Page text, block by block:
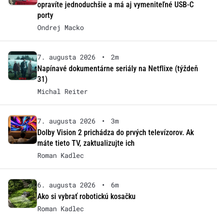
opravíte jednoduchšie a má aj vymeniteľné USB-C
porty
Ondrej Macko
7. augusta 2026 •
2m
Napínavé dokumentárne seriály na Netflixe (týždeň
31)
Michal Reiter
7. augusta 2026 •
3m
Dolby Vision 2 prichádza do prvých televízorov. Ak
máte tieto TV, zaktualizujte ich
Roman Kadlec
6. augusta 2026 •
6m
Ako si vybrať robotickú kosačku
Roman Kadlec